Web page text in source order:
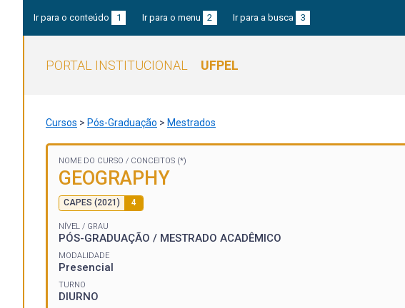
Ir para o conteúdo 1 Ir para o menu 2 Ir para a busca 3
PORTAL INSTITUCIONAL UFPEL
Cursos > Pós-Graduação > Mestrados
NOME DO CURSO / CONCEITOS (*)
GEOGRAPHY
CAPES (2021) 4
NÍVEL / GRAU
PÓS-GRADUAÇÃO / MESTRADO ACADÊMICO
MODALIDADE
Presencial
TURNO
DIURNO